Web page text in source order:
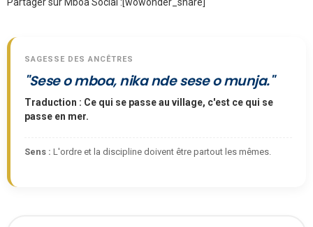
SAGESSE DES ANCÊTRES
"Sese o mboa, nika nde sese o munja."
Traduction : Ce qui se passe au village, c'est ce qui se
passe en mer.
Sens : L'ordre et la discipline doivent être partout les mêmes.